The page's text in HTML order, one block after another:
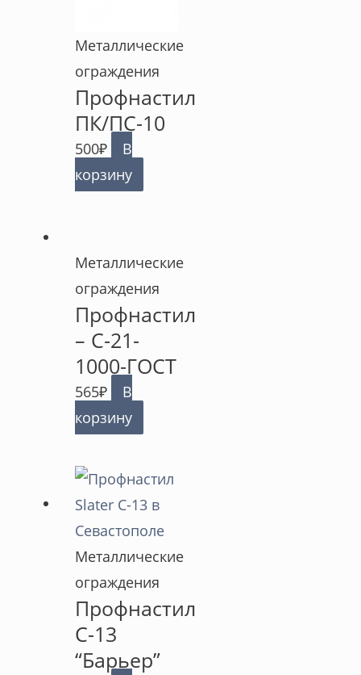
Металлические
ограждения
Профнастил
ПК/ПС-10
500₽
В
корзину
Металлические
ограждения
Профнастил
– C-21-
1000-ГОСТ
565₽
В
корзину
Металлические
ограждения
Профнастил
С-13
“Барьер”